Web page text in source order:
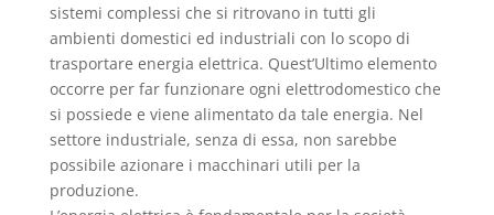
sistemi complessi che si ritrovano in tutti gli
ambienti domestici ed industriali con lo scopo di
trasportare energia elettrica. Quest’Ultimo elemento
occorre per far funzionare ogni elettrodomestico che
si possiede e viene alimentato da tale energia. Nel
settore industriale, senza di essa, non sarebbe
possibile azionare i macchinari utili per la
produzione.